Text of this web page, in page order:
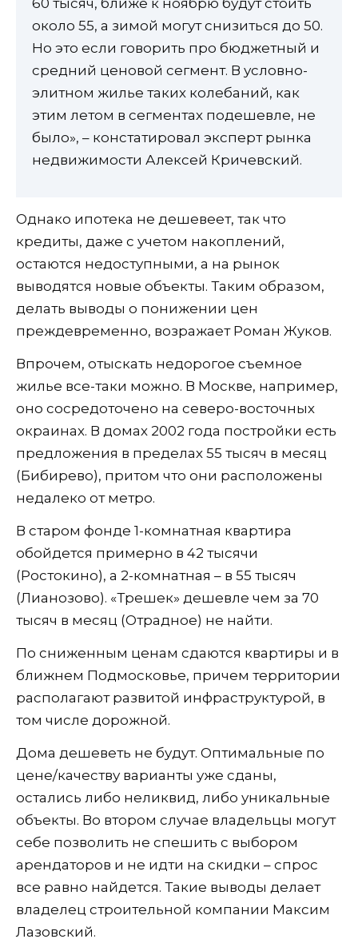
60 тысяч, ближе к ноябрю будут стоить
около 55, а зимой могут снизиться до 50.
Но это если говорить про бюджетный и
средний ценовой сегмент. В условно-
элитном жилье таких колебаний, как
этим летом в сегментах подешевле, не
было», – констатировал эксперт рынка
недвижимости Алексей Кричевский.
Однако ипотека не дешевеет, так что
кредиты, даже с учетом накоплений,
остаются недоступными, а на рынок
выводятся новые объекты. Таким образом,
делать выводы о понижении цен
преждевременно, возражает Роман Жуков.
Впрочем, отыскать недорогое съемное
жилье все-таки можно. В Москве, например,
оно сосредоточено на северо-восточных
окраинах. В домах 2002 года постройки есть
предложения в пределах 55 тысяч в месяц
(Бибирево), притом что они расположены
недалеко от метро.
В старом фонде 1-комнатная квартира
обойдется примерно в 42 тысячи
(Ростокино), а 2-комнатная – в 55 тысяч
(Лианозово). «Трешек» дешевле чем за 70
тысяч в месяц (Отрадное) не найти.
По сниженным ценам сдаются квартиры и в
ближнем Подмосковье, причем территории
располагают развитой инфраструктурой, в
том числе дорожной.
Дома дешеветь не будут. Оптимальные по
цене/качеству варианты уже сданы,
остались либо неликвид, либо уникальные
объекты. Во втором случае владельцы могут
себе позволить не спешить с выбором
арендаторов и не идти на скидки – спрос
все равно найдется. Такие выводы делает
владелец строительной компании Максим
Лазовский.